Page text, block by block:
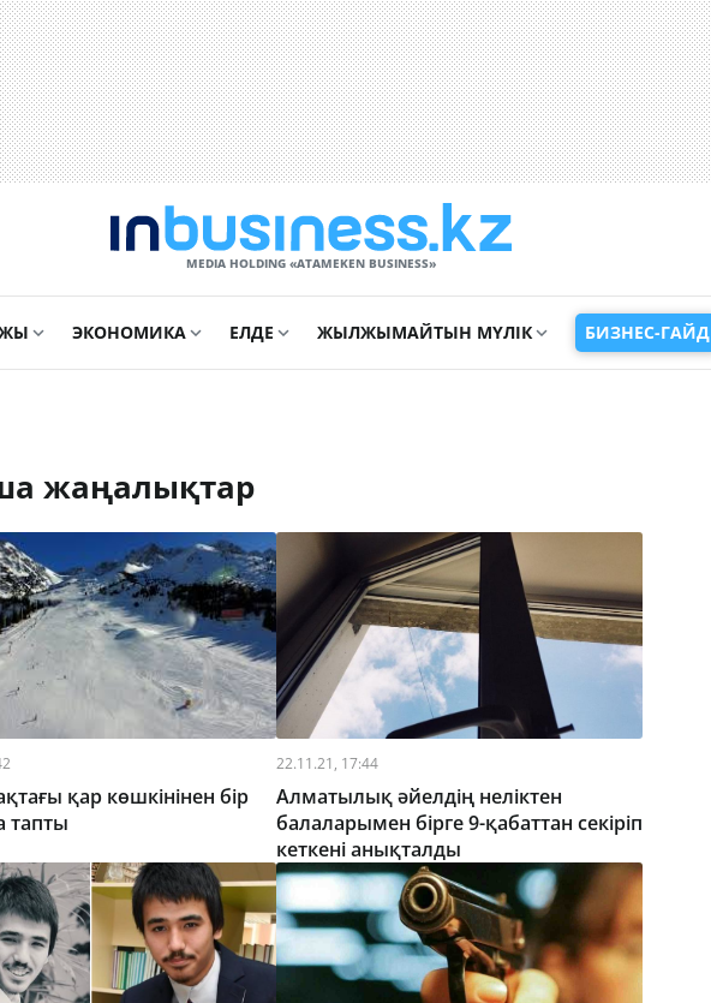
MEDIA HOLDING «ATAMEKЕN BUSINESS»
ЭКОНОМИКА ЕЛДЕ ЖЫЛЖЫМАЙТЫН МҮЛІК БИЗНЕС-ГАЙД
жаңалықтар
қар көшкінінен бір
тапты
22.11.21, 17:44
Алматылық әйелдің неліктен
балаларымен бірге 9-қабаттан секіріп
кеткені анықталды